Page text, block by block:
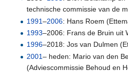
technische commissie van de
1991–2006: Hans Roem
1993–2006: Frans de Bruin uit
1996–2018: Jos van Dulmen
2001– heden: Mario van den
(Adviescommissie Behoud en